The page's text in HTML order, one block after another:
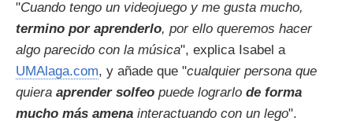
"Cuando tengo un videojuego y me gusta mucho,
termino por aprenderlo, por ello queremos hacer
algo parecido con la música", explica Isabel a
UMAlaga.com, y añade que "cualquier persona que
quiera aprender solfeo puede lograrlo de forma
mucho más amena interactuando con un lego".